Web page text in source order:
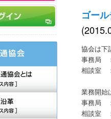
ゴ
協会は下
事務局
相談室
業務開始
事務局
相談室